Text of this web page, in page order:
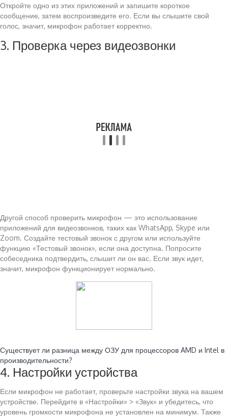
Откройте одно из этих приложений и запишите короткое
сообщение, затем воспроизведите его. Если вы слышите свой
голос, значит, микрофон работает корректно.
3. Проверка через видеозвонки
Другой способ проверить микрофон — это использование
приложений для видеозвонков, таких как WhatsApp, Skype или
Zoom. Создайте тестовый звонок с другом или используйте
функцию «Тестовый звонок», если она доступна. Попросите
собеседника подтвердить, слышит ли он вас. Если звук идет,
значит, микрофон функционирует нормально.
Существует ли разница между ОЗУ для процессоров AMD и Intel в
производительности?
4. Настройки устройства
Если микрофон не работает, проверьте настройки звука на вашем
устройстве. Перейдите в «Настройки» > «Звук» и убедитесь, что
уровень громкости микрофона не установлен на минимум. Также